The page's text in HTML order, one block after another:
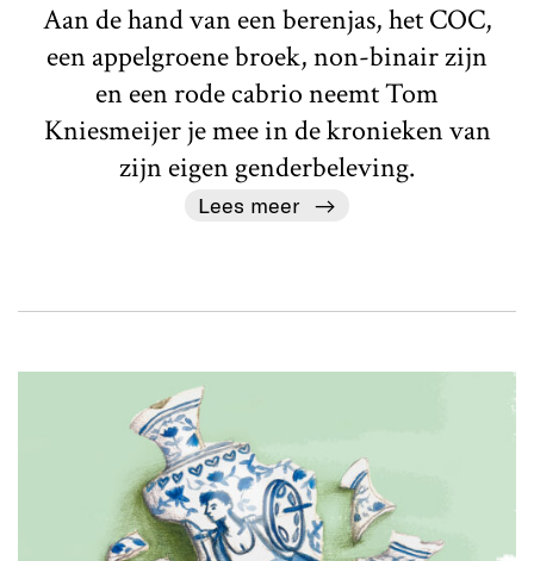
Aan de hand van een berenjas, het COC,
een appelgroene broek, non-binair zijn
en een rode cabrio neemt Tom
Kniesmeijer je mee in de kronieken van
zijn eigen genderbeleving.
Lees meer